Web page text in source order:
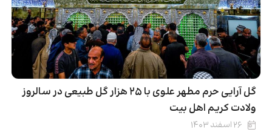
گل آرایی حرم مطهر علوی با ۲۵ هزار گل طبیعی در سالروز
ولادت کریم اهل بیت
۲۶ اسفند ۱۴۰۳